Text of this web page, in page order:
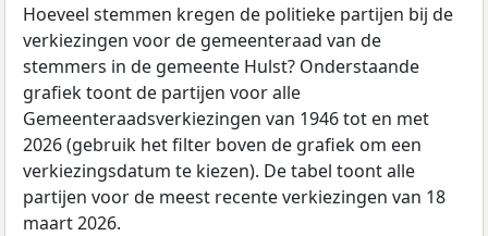
Hoeveel stemmen kregen de politieke partijen bij de
verkiezingen voor de gemeenteraad van de
stemmers in de gemeente Hulst? Onderstaande
grafiek toont de partijen voor alle
Gemeenteraadsverkiezingen van 1946 tot en met
2026 (gebruik het filter boven de grafiek om een
verkiezingsdatum te kiezen). De tabel toont alle
partijen voor de meest recente verkiezingen van 18
maart 2026.